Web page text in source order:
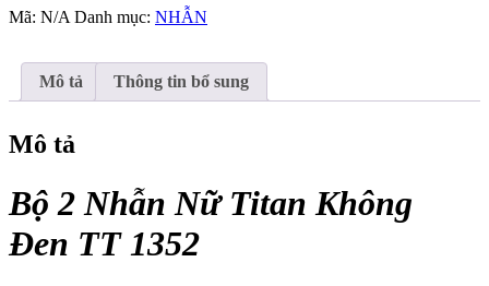
Nữ
TT
số
lượng
Mã: N/A Danh mục: NHẪN
Mô tả Thông tin bổ sung
Mô tả
Bộ 2 Nhẫn Nữ Titan Không
Đen TT 1352